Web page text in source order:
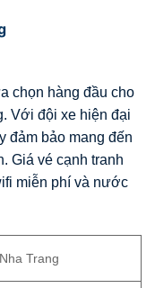
chọn hàng đầu cho
Với đội xe hiện đại
đảm bảo mang đến
Giá vé cạnh tranh
miễn phí và nước
Trang